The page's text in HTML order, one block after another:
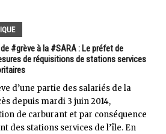
#grève à la #SARA : Le préfet de
de réquisitions de stations services
d’une partie des salariés de la
depuis mardi 3 juin 2014,
de carburant et par conséquence
des stations services de l’île. En